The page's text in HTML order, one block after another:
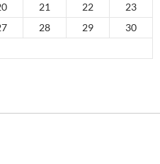
21 22
23
28 29
30